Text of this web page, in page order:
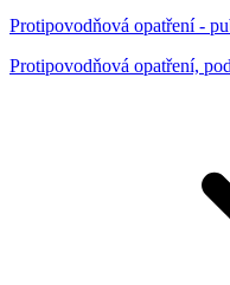
Protipovodňová opatření -
Protipovodňová opatření,